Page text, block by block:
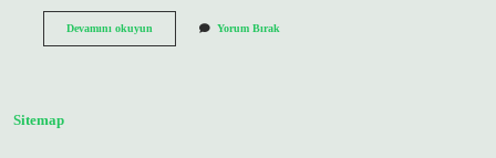
Devamını okuyunOrhan
Yorum Bırak
Sitemap